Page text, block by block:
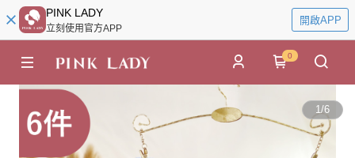
PINK LADY
立刻使用官方APP
開啟APP
0
1/6